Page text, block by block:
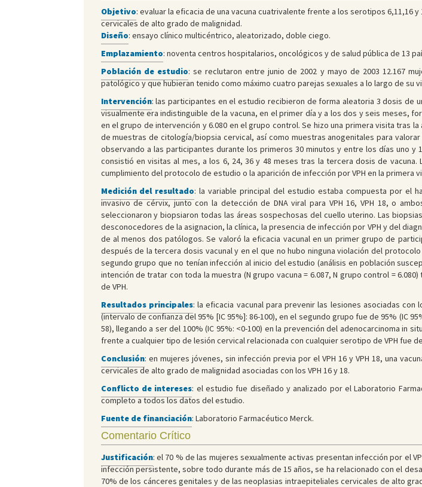
Objetivo: evaluar la eficacia de una vacuna cuatrivalente frente a los serotipos 6,11,16
cervicales de alto grado de malignidad.
Diseño: ensayo clínico multicéntrico, aleatorizado, doble ciego.
Emplazamiento: noventa centros hospitalarios, oncológicos y de salud pública de 13
Población de estudio: se reclutaron entre junio de 2002 y mayo de 2003 12.167
patológico y que hubieran tenido como máximo cuatro parejas sexuales a lo largo de su
Intervención: las participantes en el estudio recibieron de forma aleatoria 3 dosis de
visualmente era indistinguible de la vacuna, en el primer día y a los dos y seis meses,
en el grupo de intervención y 6.080 en el grupo control. Se hizo una primera visita tras
de muestras de citología/biopsia cervical, así como muestras anogenitales para
observando a las participantes durante los primeros 30 minutos y entre los días uno
consistió en visitas al mes, a los 6, 24, 36 y 48 meses tras la tercera dosis de
cumplimiento del protocolo de estudio o la aparición de infección por VPH en la primera
Medición del resultado: la variable principal del estudio estaba compuesta por el
invasivo de cérvix, junto con la detección de DNA viral para VPH 16, VPH 18, o
seleccionaron y biopsiaron todas las áreas sospechosas del cuello uterino. Las
desconocedores de la asignacion, la clínica, la presencia de infección por VPH y del
de al menos dos patólogos. Se valoró la eficacia vacunal en un primer grupo de
después de la tercera dosis vacunal y en el que no hubo ninguna violación del
segundo grupo que no tenían infección al inicio del estudio (análisis en población
intención de tratar con toda la muestra (N grupo vacuna = 6.087, N grupo control =
de VPH.
Resultados principales: la eficacia vacunal para prevenir las lesiones asociadas
(intervalo de confianza del 95% [IC 95%]: 86-100), en el segundo grupo fue de 95% (IC
58), llegando a ser del 100% (IC 95%: <0-100) en la prevención del adenocarcinoma in
frente a cualquier tipo de lesión cervical relacionada con cualquier serotipo de VPH fue
Conclusión: en mujeres jóvenes, sin infección previa por el VPH 16 y VPH 18, una
cervicales de alto grado de malignidad asociadas con los VPH 16 y 18.
Conflicto de intereses: el estudio fue diseñado y analizado por el Laboratorio
completo a todos los datos del estudio.
Fuente de financiación: Laboratorio Farmacéutico Merck.
Comentario Crítico
Justificación: el 70 % de las mujeres sexualmente activas presentan infección por el
infección persistente, sobre todo durante más de 15 años, se ha relacionado con el
70% de los cánceres genitales y de las neoplasias intraepiteliales cervicales de alto